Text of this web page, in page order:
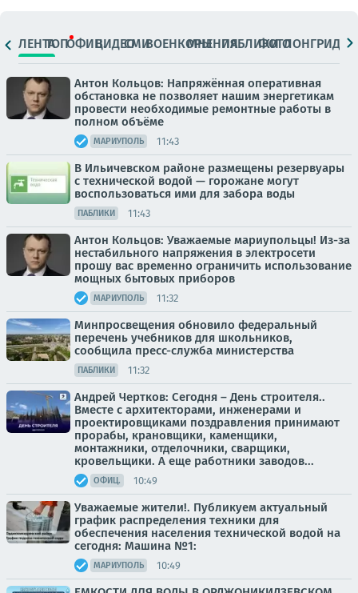
ЛЕНТАТОПОФИЦ.ВИДЕОСМИВОЕНКОРЫМНЕНИЯПАБЛИКИ
ФОТОЛОНГРИДЫ
Антон Кольцов: Напряжённая оперативная
обстановка не позволяет нашим энергетикам
провести необходимые ремонтные работы в
полном объёме
МАРИУПОЛЬ 11:43
В Ильичевском районе размещены резервуары
с технической водой — горожане могут
воспользоваться ими для забора воды
ПАБЛИКИ 11:43
Антон Кольцов: Уважаемые мариупольцы! Из-за
нестабильного напряжения в электросети
прошу вас временно ограничить использование
мощных бытовых приборов
МАРИУПОЛЬ 11:32
Минпросвещения обновило федеральный
перечень учебников для школьников,
сообщила пресс-служба министерства
ПАБЛИКИ 11:32
Андрей Чертков: Сегодня – День строителя..
Вместе с архитекторами, инженерами и
проектировщиками поздравления принимают
прорабы, крановщики, каменщики,
монтажники, отделочники, сварщики,
кровельщики. А еще работники заводов...
ОФИЦ. 10:49
Уважаемые жители!. Публикуем актуальный
график распределения техники для
обеспечения населения технической водой на
сегодня: Машина №1:
МАРИУПОЛЬ 10:49